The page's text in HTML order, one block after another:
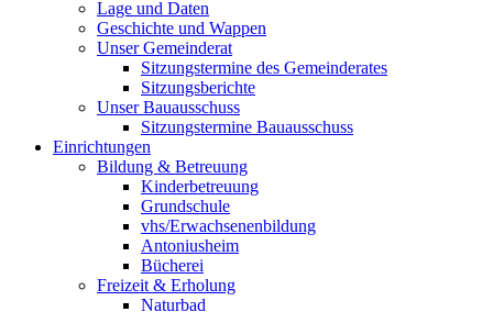
Lage und Daten
Geschichte und Wappen
Unser Gemeinderat
Sitzungstermine des Gemeinderates
Sitzungsberichte
Unser Bauausschuss
Sitzungstermine Bauausschuss
Einrichtungen
Bildung & Betreuung
Kinderbetreuung
Grundschule
vhs/Erwachsenenbildung
Antoniusheim
Bücherei
Freizeit & Erholung
Naturbad